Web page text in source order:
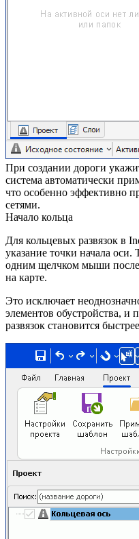
При создании дороги
система автоматически
что особенно эффективно
сетями.
Начало кольца
Для кольцевых развязок в
указание точки начала оси.
одним щелчком мыши
на карте.
Это исключает
элементов обустройства, и
развязок становится